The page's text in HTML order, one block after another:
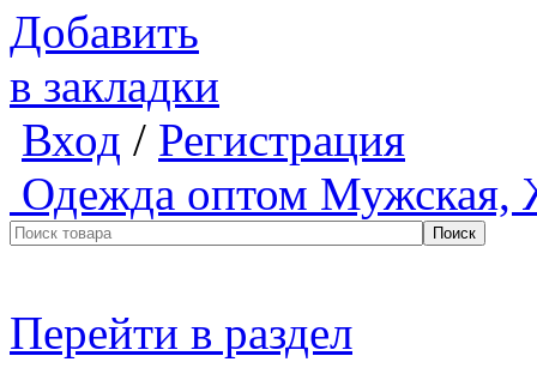
Добавить
в закладки
Вход / Регистрация
Одежда оптом Мужская,
Перейти в раздел